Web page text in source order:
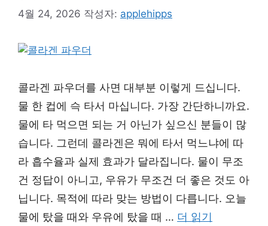
4월 24, 2026 작성자: applehipps
콜라겐 파우더를 사면 대부분 이렇게 드십니다.
물 한 컵에 슥 타서 마십니다. 가장 간단하니까요.
물에 타 먹으면 되는 거 아닌가 싶으신 분들이 많
습니다. 그런데 콜라겐은 뭐에 타서 먹느냐에 따
라 흡수율과 실제 효과가 달라집니다. 물이 무조
건 정답이 아니고, 우유가 무조건 더 좋은 것도 아
닙니다. 목적에 따라 맞는 방법이 다릅니다. 오늘
물에 탔을 때와 우유에 탔을 때 … 더 읽기